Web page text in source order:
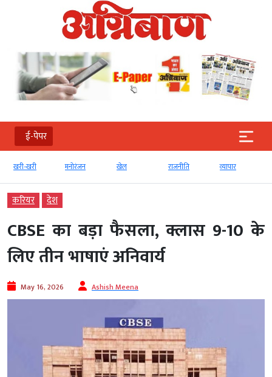
ई-पेपर
खरी-खरी मनोरंजन खेल राजनीति व्‍यापार
करियर देश
CBSE का बड़ा फैसला, क्लास 9-10 के
लिए तीन भाषाएं अनिवार्य
May 16, 2026 Ashish Meena